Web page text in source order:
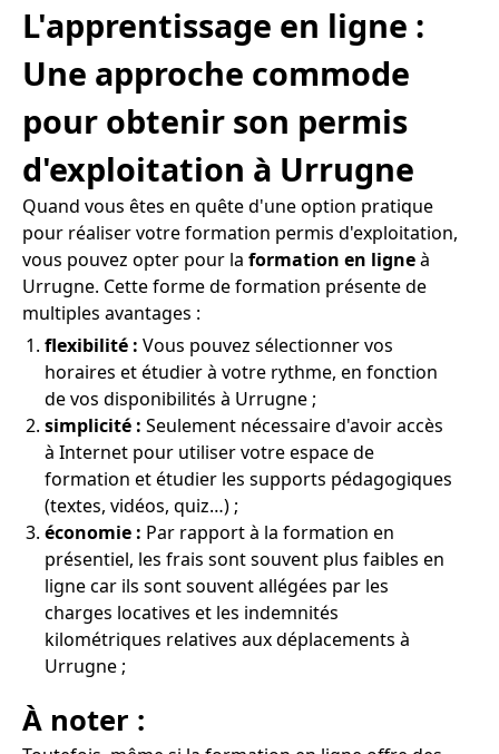
L'apprentissage en ligne :
Une approche commode
pour obtenir son permis
d'exploitation à Urrugne
Quand vous êtes en quête d'une option pratique
pour réaliser votre formation permis d'exploitation,
vous pouvez opter pour la formation en ligneà
Urrugne. Cette forme de formation présente de
multiples avantages :
flexibilité : Vous pouvez sélectionner vos
horaires et étudier à votre rythme, en fonction
de vos disponibilités à Urrugne ;
simplicité : Seulement nécessaire d'avoir accès
à Internet pour utiliser votre espace de
formation et étudier les supports pédagogiques
(textes, vidéos, quiz…) ;
économie : Par rapport à la formation en
présentiel, les frais sont souvent plus faibles en
ligne car ils sont souvent allégées par les
charges locatives et les indemnités
kilométriques relatives aux déplacements à
Urrugne ;
À noter :